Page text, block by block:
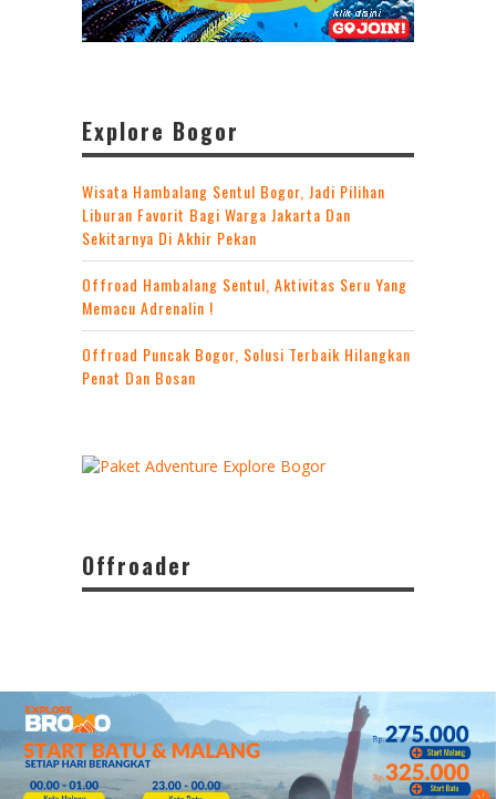
Explore Bogor
Wisata Hambalang Sentul Bogor, Jadi Pilihan
Liburan Favorit Bagi Warga Jakarta Dan
Sekitarnya Di Akhir Pekan
Offroad Hambalang Sentul, Aktivitas Seru Yang
Memacu Adrenalin !
Offroad Puncak Bogor, Solusi Terbaik Hilangkan
Penat Dan Bosan
Offroader